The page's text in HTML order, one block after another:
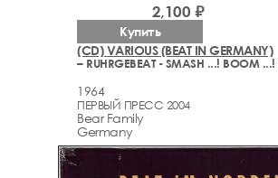
(CD) VARIOUS (BEAT IN GERMANY)
1964
ПЕРВЫЙ ПРЕСС 2004
Bear Family
Germany
2,100 ₽
Купить